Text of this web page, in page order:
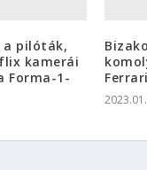
a pilóták,
kamerái
Forma-1-